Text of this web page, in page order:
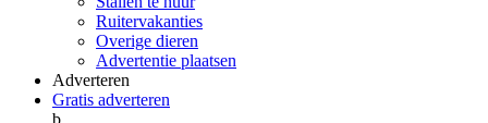
Ruitervakanties
Overige dieren
Advertentie plaatsen
Adverteren
Gratis adverteren
b